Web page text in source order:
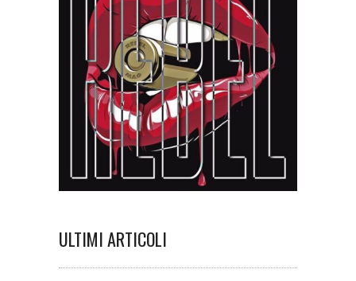
ULTIMI ARTICOLI